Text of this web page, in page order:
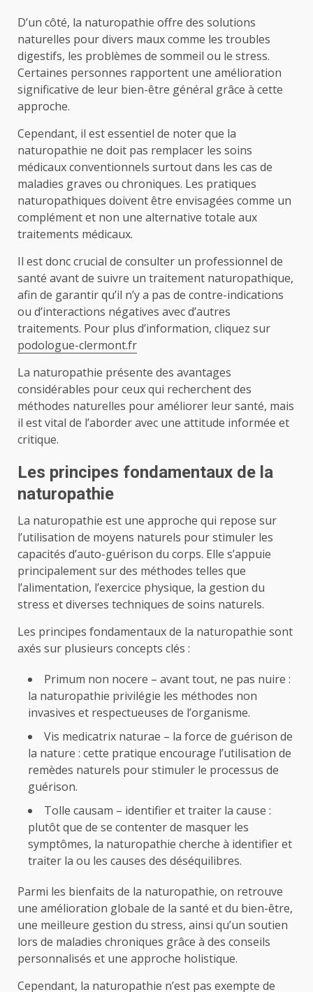
D’un côté, la naturopathie offre des solutions
naturelles pour divers maux comme les troubles
digestifs, les problèmes de sommeil ou le stress.
Certaines personnes rapportent une amélioration
significative de leur bien-être général grâce à cette
approche.
Cependant, il est essentiel de noter que la
naturopathie ne doit pas remplacer les soins
médicaux conventionnels surtout dans les cas de
maladies graves ou chroniques. Les pratiques
naturopathiques doivent être envisagées comme un
complément et non une alternative totale aux
traitements médicaux.
Il est donc crucial de consulter un professionnel de
santé avant de suivre un traitement naturopathique,
afin de garantir qu’il n’y a pas de contre-indications
ou d’interactions négatives avec d’autres
traitements. Pour plus d’information, cliquez sur
podologue-clermont.fr
La naturopathie présente des avantages
considérables pour ceux qui recherchent des
méthodes naturelles pour améliorer leur santé, mais
il est vital de l’aborder avec une attitude informée et
critique.
Les principes fondamentaux de la
naturopathie
La naturopathie est une approche qui repose sur
l’utilisation de moyens naturels pour stimuler les
capacités d’auto-guérison du corps. Elle s’appuie
principalement sur des méthodes telles que
l’alimentation, l’exercice physique, la gestion du
stress et diverses techniques de soins naturels.
Les principes fondamentaux de la naturopathie sont
axés sur plusieurs concepts clés :
Primum non nocere – avant tout, ne pas nuire :
la naturopathie privilégie les méthodes non
invasives et respectueuses de l’organisme.
Vis medicatrix naturae – la force de guérison de
la nature : cette pratique encourage l’utilisation de
remèdes naturels pour stimuler le processus de
guérison.
Tolle causam – identifier et traiter la cause :
plutôt que de se contenter de masquer les
symptômes, la naturopathie cherche à identifier et
traiter la ou les causes des déséquilibres.
Parmi les bienfaits de la naturopathie, on retrouve
une amélioration globale de la santé et du bien-être,
une meilleure gestion du stress, ainsi qu’un soutien
lors de maladies chroniques grâce à des conseils
personnalisés et une approche holistique.
Cependant, la naturopathie n’est pas exempte de